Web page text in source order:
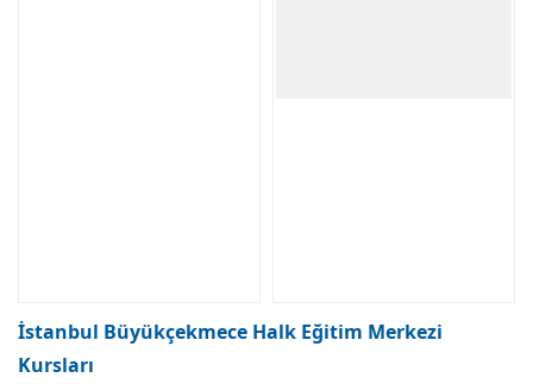
İstanbul Büyükçekmece Halk Eğitim Merkezi
Kursları